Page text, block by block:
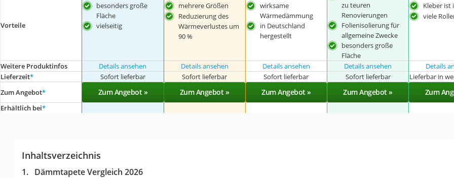
Vorteile
besonders große
Fläche
vielseitig
mehrere Größen
Reduzierung des
Wärmeverlustes um
90 %
wirksame
Wärmedämmung
in Deutschland
hergestellt
zu teuren
Renovierungen
Folienisolierung für
allgemeine Zwecke
besonders große
Fläche
Kleber ist
viele
Weitere Produktinfos Details ansehen Details ansehen Details ansehen Details ansehen Details
Lieferzeit* Sofort lieferbar Sofort lieferbar Sofort lieferbar Sofort lieferbar Lieferbar in
Zum Angebot* Zum Angebot » Zum Angebot » Zum Angebot » Zum Angebot » Zum
Erhältlich bei*
Inhaltsverzeichnis
Dämmtapete Vergleich 2026